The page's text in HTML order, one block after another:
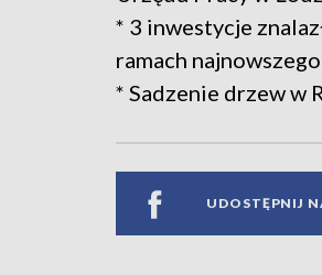
* 3 inwestycje
ramach
* Sadzenie drzew w
UDOSTĘPNIJ